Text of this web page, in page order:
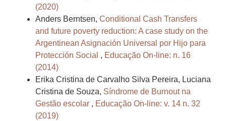
(2020)
Anders Berntsen, Conditional Cash Transfers
and future poverty reduction: A case study on the
Argentinean Asignación Universal por Hijo para
Protección Social , Educação On-line: n. 16
(2014)
Erika Cristina de Carvalho Silva Pereira, Luciana
Cristina de Souza, Síndrome de Burnout na
Gestão escolar , Educação On-line: v. 14 n. 32
(2019)